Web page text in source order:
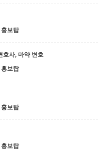
홍보탑
호사, 마약 변호
홍보탑
홍보탑
홍보탑